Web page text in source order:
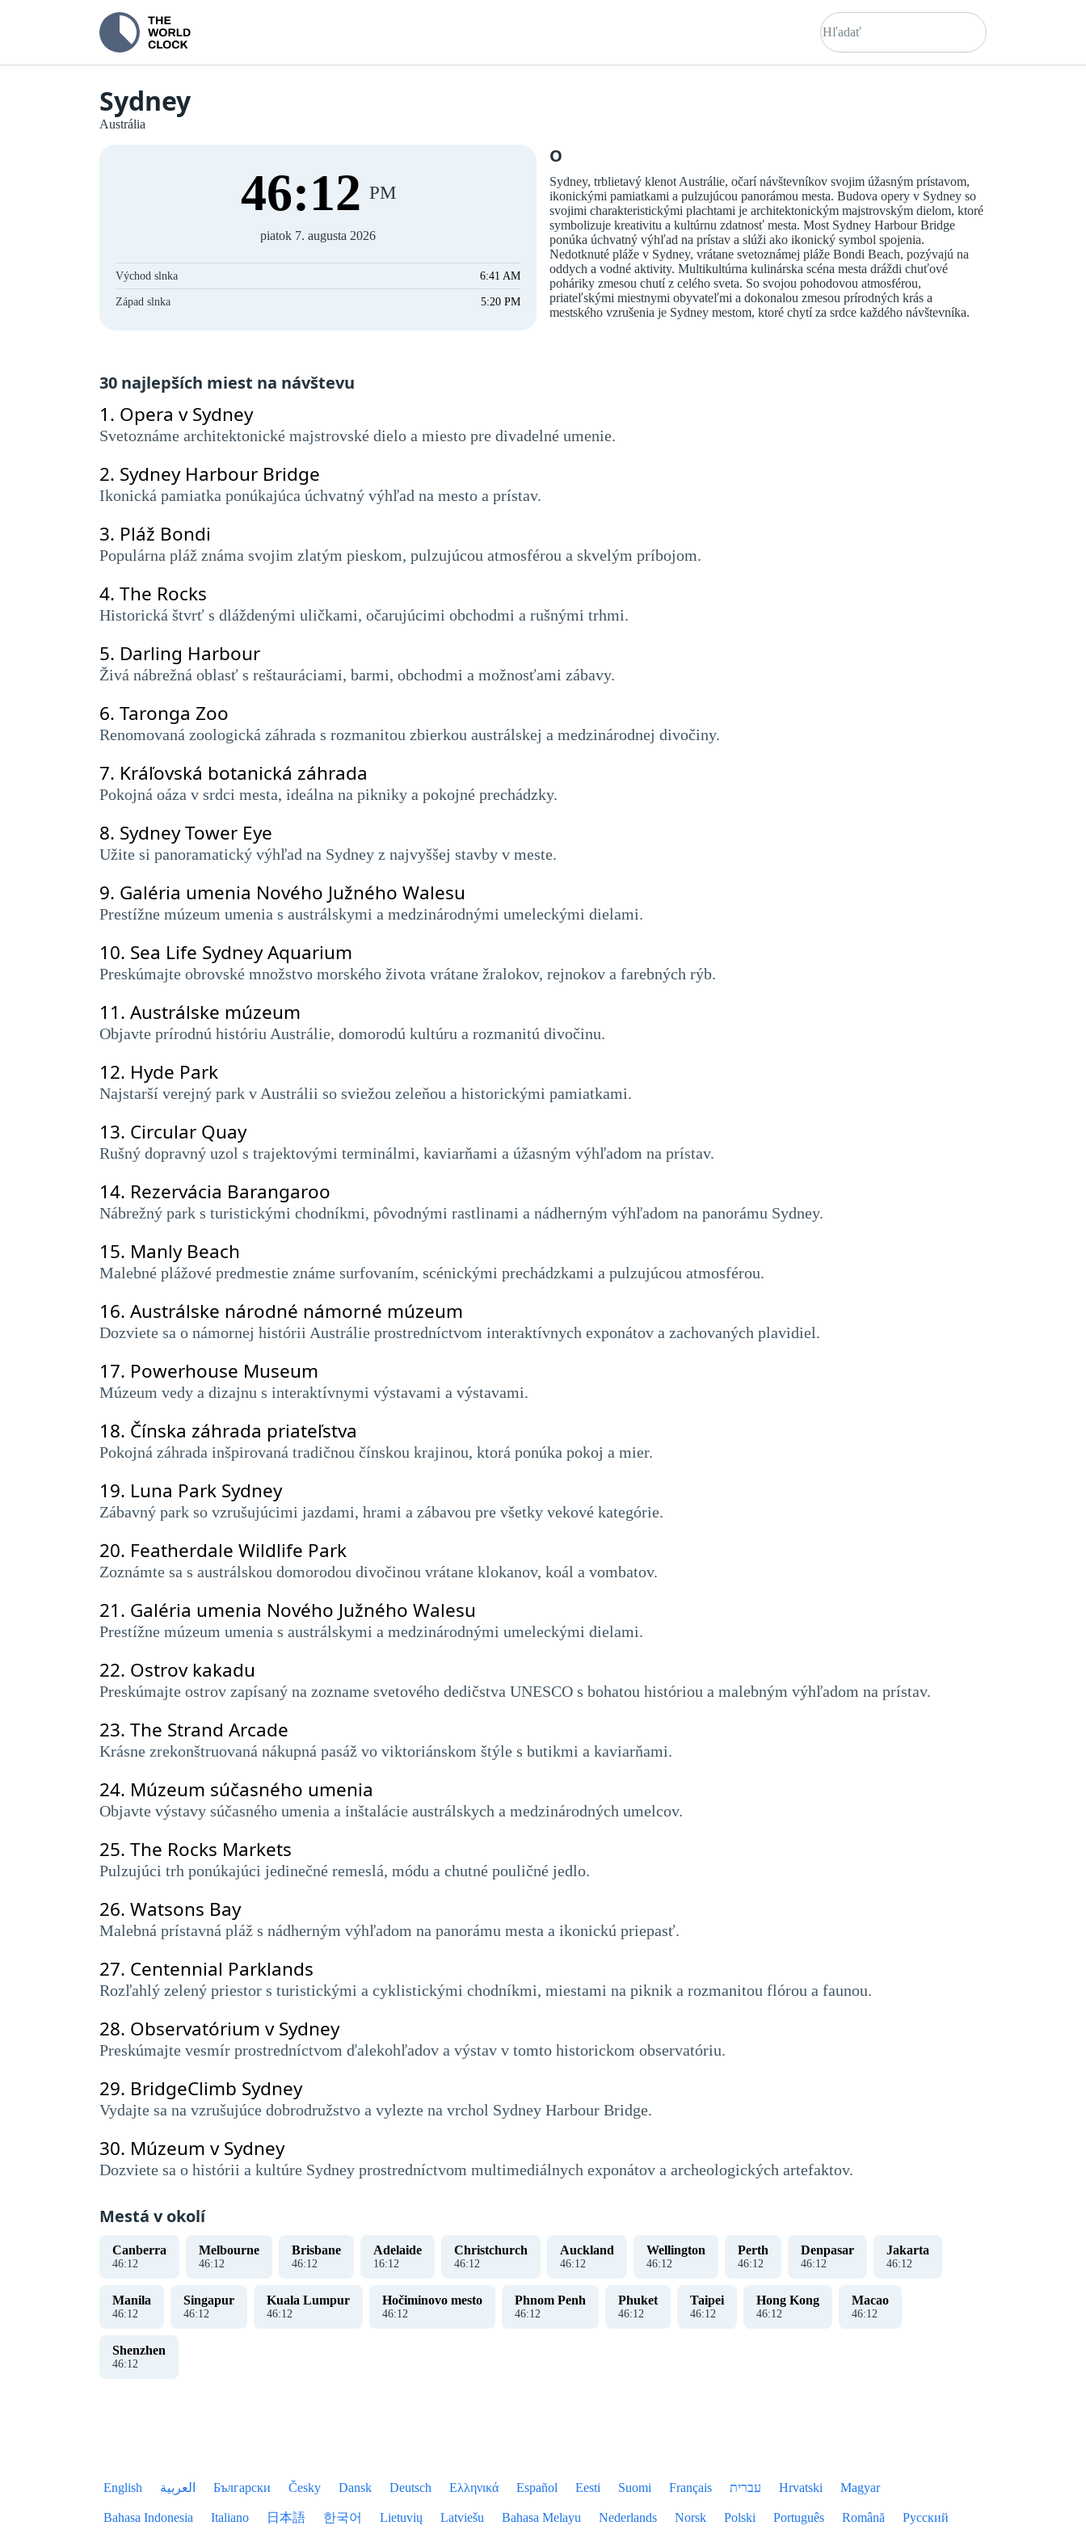
Sydney
Austrália
46:13 PM
piatok 7. augusta 2026
Východ slnka 6:41 AM
Západ slnka 5:20 PM
O
Sydney, trblietavý klenot Austrálie, očarí návštevníkov svojim úžasným prístavom,
ikonickými pamiatkami a pulzujúcou panorámou mesta. Budova opery v Sydney so
svojimi charakteristickými plachtami je architektonickým majstrovským dielom, ktoré
symbolizuje kreativitu a kultúrnu zdatnosť mesta. Most Sydney Harbour Bridge
ponúka úchvatný výhľad na prístav a slúži ako ikonický symbol spojenia.
Nedotknuté pláže v Sydney, vrátane svetoznámej pláže Bondi Beach, pozývajú na
oddych a vodné aktivity. Multikultúrna kulinárska scéna mesta dráždi chuťové
poháriky zmesou chutí z celého sveta. So svojou pohodovou atmosférou,
priateľskými miestnymi obyvateľmi a dokonalou zmesou prírodných krás a
mestského vzrušenia je Sydney mestom, ktoré chytí za srdce každého návštevníka.
30 najlepších miest na návštevu
1. Opera v Sydney
Svetoznáme architektonické majstrovské dielo a miesto pre divadelné umenie.
2. Sydney Harbour Bridge
Ikonická pamiatka ponúkajúca úchvatný výhľad na mesto a prístav.
3. Pláž Bondi
Populárna pláž známa svojim zlatým pieskom, pulzujúcou atmosférou a skvelým príbojom.
4. The Rocks
Historická štvrť s dláždenými uličkami, očarujúcimi obchodmi a rušnými trhmi.
5. Darling Harbour
Živá nábrežná oblasť s reštauráciami, barmi, obchodmi a možnosťami zábavy.
6. Taronga Zoo
Renomovaná zoologická záhrada s rozmanitou zbierkou austrálskej a medzinárodnej divočiny.
7. Kráľovská botanická záhrada
Pokojná oáza v srdci mesta, ideálna na pikniky a pokojné prechádzky.
8. Sydney Tower Eye
Užite si panoramatický výhľad na Sydney z najvyššej stavby v meste.
9. Galéria umenia Nového Južného Walesu
Prestížne múzeum umenia s austrálskymi a medzinárodnými umeleckými dielami.
10. Sea Life Sydney Aquarium
Preskúmajte obrovské množstvo morského života vrátane žralokov, rejnokov a farebných rýb.
11. Austrálske múzeum
Objavte prírodnú históriu Austrálie, domorodú kultúru a rozmanitú divočinu.
12. Hyde Park
Najstarší verejný park v Austrálii so sviežou zeleňou a historickými pamiatkami.
13. Circular Quay
Rušný dopravný uzol s trajektovými terminálmi, kaviarňami a úžasným výhľadom na prístav.
14. Rezervácia Barangaroo
Nábrežný park s turistickými chodníkmi, pôvodnými rastlinami a nádherným výhľadom na panorámu Sydney.
15. Manly Beach
Malebné plážové predmestie známe surfovaním, scénickými prechádzkami a pulzujúcou atmosférou.
16. Austrálske národné námorné múzeum
Dozviete sa o námornej histórii Austrálie prostredníctvom interaktívnych exponátov a zachovaných plavidiel.
17. Powerhouse Museum
Múzeum vedy a dizajnu s interaktívnymi výstavami a výstavami.
18. Čínska záhrada priateľstva
Pokojná záhrada inšpirovaná tradičnou čínskou krajinou, ktorá ponúka pokoj a mier.
19. Luna Park Sydney
Zábavný park so vzrušujúcimi jazdami, hrami a zábavou pre všetky vekové kategórie.
20. Featherdale Wildlife Park
Zoznámte sa s austrálskou domorodou divočinou vrátane klokanov, koál a vombatov.
21. Galéria umenia Nového Južného Walesu
Prestížne múzeum umenia s austrálskymi a medzinárodnými umeleckými dielami.
22. Ostrov kakadu
Preskúmajte ostrov zapísaný na zozname svetového dedičstva UNESCO s bohatou históriou a malebným výhľadom na prístav.
23. The Strand Arcade
Krásne zrekonštruovaná nákupná pasáž vo viktoriánskom štýle s butikmi a kaviarňami.
24. Múzeum súčasného umenia
Objavte výstavy súčasného umenia a inštalácie austrálskych a medzinárodných umelcov.
25. The Rocks Markets
Pulzujúci trh ponúkajúci jedinečné remeslá, módu a chutné pouličné jedlo.
26. Watsons Bay
Malebná prístavná pláž s nádherným výhľadom na panorámu mesta a ikonickú priepasť.
27. Centennial Parklands
Rozľahlý zelený priestor s turistickými a cyklistickými chodníkmi, miestami na piknik a rozmanitou flórou a faunou.
28. Observatórium v ​​Sydney
Preskúmajte vesmír prostredníctvom ďalekohľadov a výstav v tomto historickom observatóriu.
29. BridgeClimb Sydney
Vydajte sa na vzrušujúce dobrodružstvo a vylezte na vrchol Sydney Harbour Bridge.
30. Múzeum v Sydney
Dozviete sa o histórii a kultúre Sydney prostredníctvom multimediálnych exponátov a archeologických artefaktov.
Mestá v okolí
Canberra
46:13
Melbourne
46:13
Brisbane
46:13
Adelaide
16:13
Christchurch
46:13
Auckland
46:13
Wellington
46:13
Perth
46:13
Denpasar
46:13
Jakarta
46:13
Manila
46:13
Singapur
46:13
Kuala Lumpur
46:13
Hočiminovo mesto
46:13
Phnom Penh
46:13
Phuket
46:13
Taipei
46:13
Hong Kong
46:13
Macao
46:13
Shenzhen
46:13
English العربية Български Česky Dansk Deutsch Ελληνικά Español Eesti Suomi Français עברית Hrvatski Magyar
Bahasa Indonesia Italiano 日本語 한국어 Lietuvių Latviešu Bahasa Melayu Nederlands Norsk Polski Português Română Русский